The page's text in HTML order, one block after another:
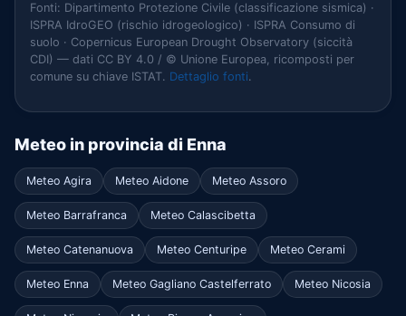
Fonti: Dipartimento Protezione Civile (classificazione sismica) ·
ISPRA IdroGEO (rischio idrogeologico) · ISPRA Consumo di
suolo · Copernicus European Drought Observatory (siccità
CDI) — dati CC BY 4.0 / © Unione Europea, ricomposti per
comune su chiave ISTAT. Dettaglio fonti.
Meteo in provincia di Enna
Meteo Agira Meteo Aidone Meteo Assoro
Meteo Barrafranca Meteo Calascibetta
Meteo Catenanuova Meteo Centuripe Meteo Cerami
Meteo Enna Meteo Gagliano Castelferrato Meteo Nicosia